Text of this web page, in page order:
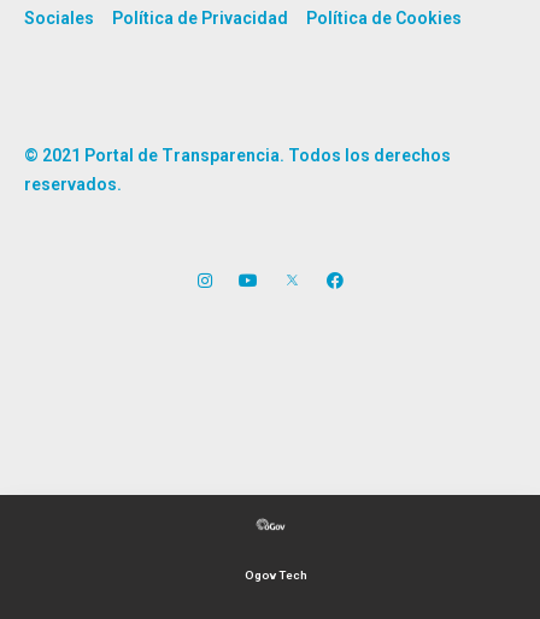
Sociales
Política de Privacidad Política de Cookies
© 2021 Portal de Transparencia. Todos los derechos
reservados.
Ogov Tech